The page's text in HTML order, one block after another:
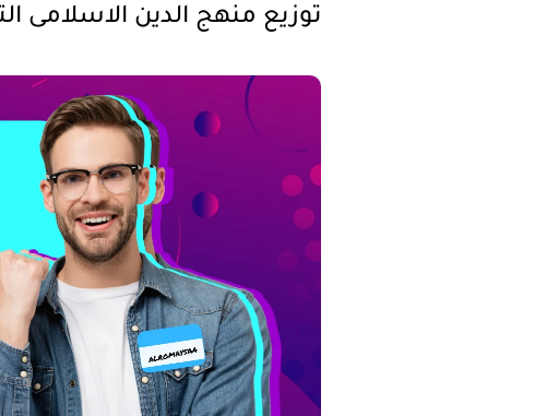
توزيع منهج الدين الاسلامى الترم